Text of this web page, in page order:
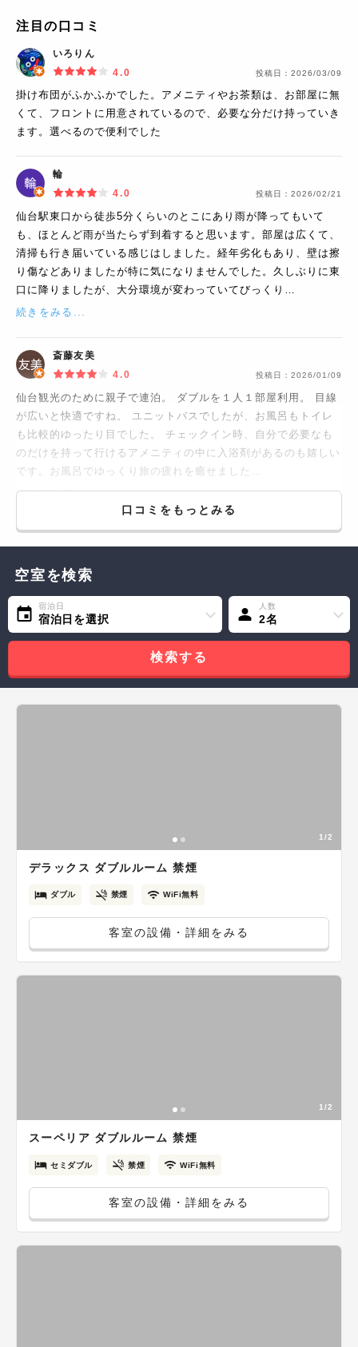
注目の口コミ
いろりん
4.0
投稿日： 2026/03/09
掛け布団がふかふかでした。アメニティやお茶類は、お部屋に無
くて、フロントに用意されているので、必要な分だけ持っていき
ます。選べるので便利でした
輪
4.0
投稿日： 2026/02/21
仙台駅東口から徒歩5分くらいのとこにあり雨が降ってもいて
も、ほとんど雨が当たらず到着すると思います。部屋は広くて、
清掃も行き届いている感じはしました。経年劣化もあり、壁は擦
り傷などありましたが特に気になりませんでした。久しぶりに東
口に降りましたが、大分環境が変わっていてびっくり…
続きをみる...
斎藤友美
4.0
投稿日： 2026/01/09
仙台観光のために親子で連泊。 ダブルを１人１部屋利用。 目線
が広いと快適ですね。 ユニットバスでしたが、お風呂もトイレ
も比較的ゆったり目でした。 チェックイン時、自分で必要なも
のだけを持って行けるアメニティの中に入浴剤があるのも嬉しい
です。お風呂でゆっくり旅の疲れを癒せました…
続きをみる...
口コミをもっとみる
空室を検索
宿泊日
宿泊日を選択
人数
2名
検索する
1/2
デラックス ダブルルーム 禁煙
ダブル 禁煙 WiFi無料
客室の設備・詳細をみる
1/2
スーペリア ダブルルーム 禁煙
セミダブル 禁煙 WiFi無料
客室の設備・詳細をみる